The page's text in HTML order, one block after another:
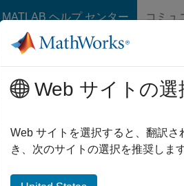
MATLAB ヘルプ センター コミュ
テーションのホーム
、および SoC 開発
らの HDL コード生成
数点ライブラリ
浮
数点タ
のさ
Web サイトの選
Web サイトを選択すると、翻訳
き、次のサイトの選択を推奨しま